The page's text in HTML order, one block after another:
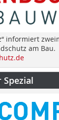
informiert
am Bau.
Spezial